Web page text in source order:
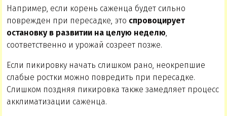
Например, если корень саженца будет сильно
поврежден при пересадке, это спровоцирует
остановку в развитии на целую неделю,
соответственно и урожай созреет позже.
Если пикировку начать слишком рано, неокрепшие
слабые ростки можно повредить при пересадке.
Слишком поздняя пикировка также замедляет процесс
акклиматизации саженца.